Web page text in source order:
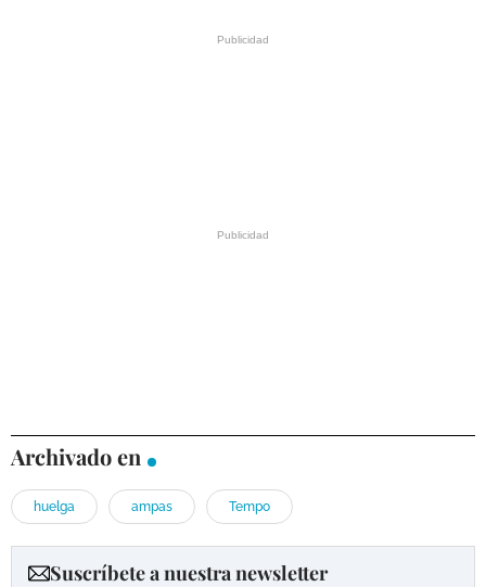
Archivado en
huelga ampas Tempo
Suscríbete a nuestra newsletter